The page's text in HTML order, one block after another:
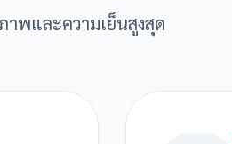
าพและความเย็นสูงสุด